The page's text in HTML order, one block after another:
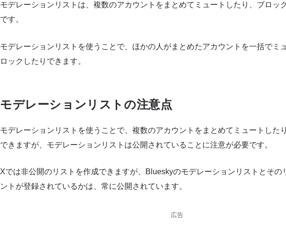
モデレーションリストは、複数のアカウントをまとめてミュートしたり、ブロッ
です。
モデレーションリストを使うことで、ほかの人がまとめたアカウントを一括でミ
ロックしたりできます。
モデレーションリストの注意点
モデレーションリストを使うことで、複数のアカウントをまとめてミュートした
できますが、モデレーションリストは公開されていることに注意が必要です。
Xでは非公開のリストを作成できますが、Blueskyのモデレーションリストとその
ントが登録されているかは、常に公開されています。
広告